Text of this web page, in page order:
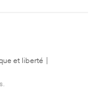
et liberté